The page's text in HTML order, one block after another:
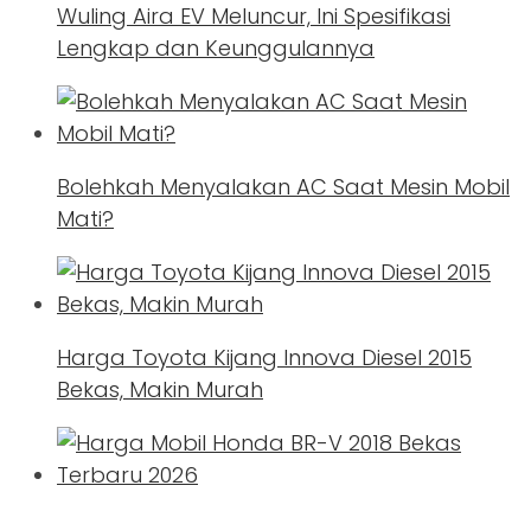
Wuling Aira EV Meluncur, Ini Spesifikasi
Lengkap dan Keunggulannya
Bolehkah Menyalakan AC Saat Mesin Mobil
Mati?
Harga Toyota Kijang Innova Diesel 2015
Bekas, Makin Murah